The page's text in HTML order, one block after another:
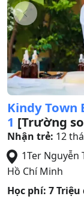
Kindy Town
1 [Trường
Nhận trẻ: 12
1Ter Nguyễn
Hồ Chí Minh
Học phí: 7 Triệu